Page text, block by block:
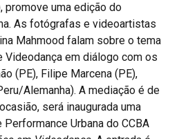
promove uma edição do
As fotógrafas e videoartistas
Mahmood falam sobre o tema
em diálogo com os
(PE), Filipe Marcena (PE),
Alemanha). A mediação é de
será inaugurada uma
Urbana do CCBA